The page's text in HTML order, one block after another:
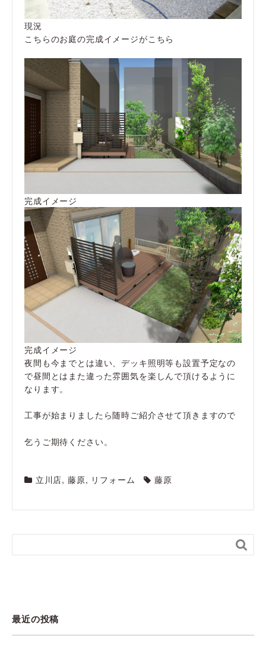
現況
こちらのお庭の完成イメージがこちら
完成イメージ
完成イメージ
夜間も今までとは違い、デッキ照明等も設置予定なの
で昼間とはまた違った雰囲気を楽しんで頂けるように
なります。
工事が始まりましたら随時ご紹介させて頂きますので
乞うご期待ください。
立川店, 藤原, リフォーム 藤原

最近の投稿